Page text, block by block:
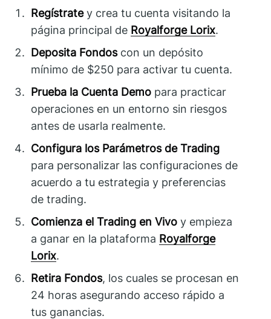
Regístratey crea tu cuenta visitando la
página principal de Royalforge Lorix.
Deposita Fondoscon un depósito
mínimo de $250 para activar tu cuenta.
Prueba la Cuenta Demo para practicar
operaciones en un entorno sin riesgos
antes de usarla realmente.
Configura los Parámetros de Trading
para personalizar las configuraciones de
acuerdo a tu estrategia y preferencias
de trading.
Comienza el Trading en Vivo y empieza
a ganar en la plataforma Royalforge
Lorix.
Retira Fondos, los cuales se procesan en
24 horas asegurando acceso rápido a
tus ganancias.